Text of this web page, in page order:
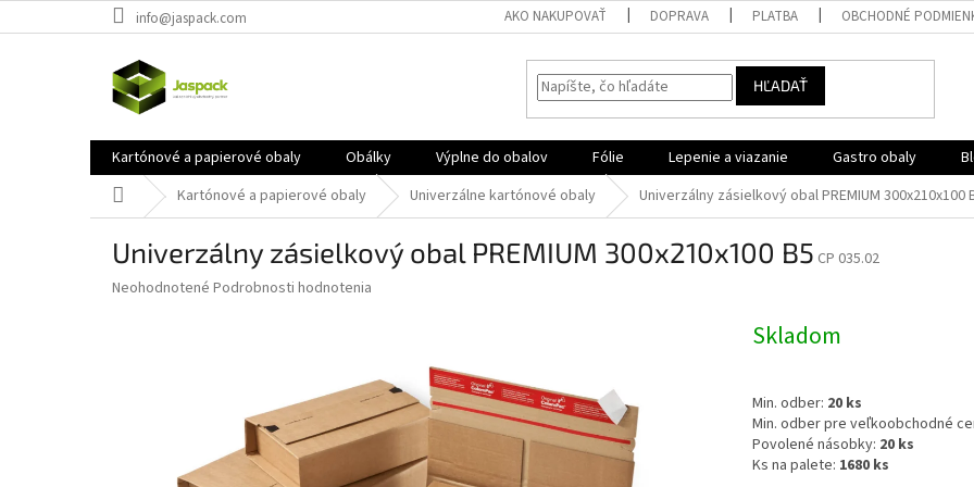
na
info@jaspack.com AKO NAKUPOVAŤ DOPRAVA PLATBA OBCHODNÉ
HĽADAŤ
Kartónové a papierové obaly Obálky Výplne do obalov Fólie Lepenie a viazanie Gastro obaly
DomovKartónové a papierové obaly Univerzálne kartónové obaly Univerzálny zásielkový obal PREMIUM 300x210x100
Univerzálny zásielkový obal PREMIUM 300x210x100 B5 CP 035.02
Priemerné
Neohodnotené Podrobnosti hodnotenia
Skladom
Min. odber: 20 ks
Min. odber pre veľkoobchodné
Povolené násobky: 20 ks
Ks na palete: 1680 ks